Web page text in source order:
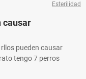
Esterilidad
causar
rllos pueden causar
tengo 7 perros